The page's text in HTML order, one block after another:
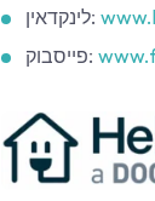
לינקדאין:
פייסבוק: